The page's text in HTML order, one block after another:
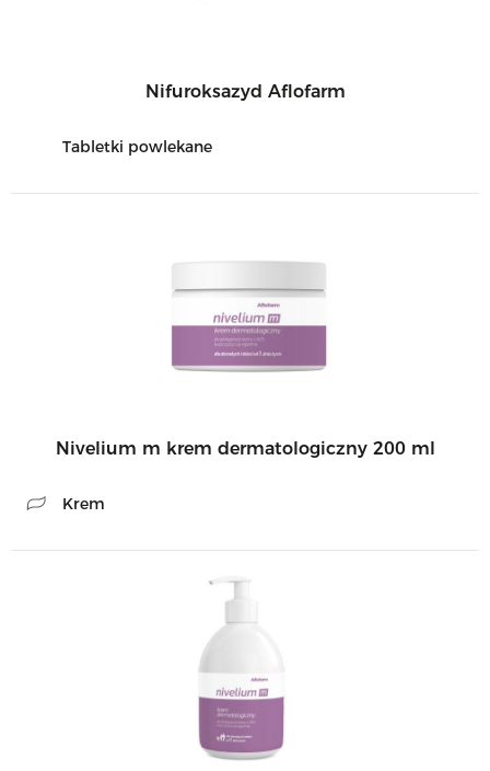
Nifuroksazyd Aflofarm
Tabletki powlekane
Nivelium m krem dermatologiczny 200 ml
Krem